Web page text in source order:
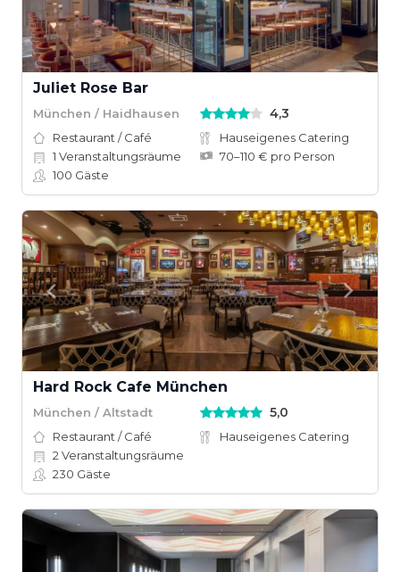
Juliet Rose Bar
München / Haidhausen 4,3
Restaurant / Café
Hauseigenes Catering
1 Veranstaltungsräume
70–110 € pro Person
100 Gäste
Hard Rock Cafe München
München / Altstadt 5,0
Restaurant / Café
Hauseigenes Catering
2 Veranstaltungsräume
230 Gäste